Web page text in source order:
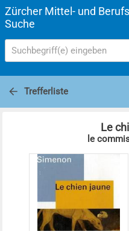
Zürcher Mittel- und
Suche
Suchbegriff(e) eingeben
Trefferliste
Le
le